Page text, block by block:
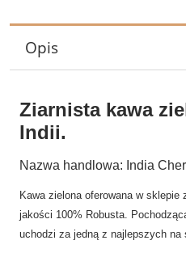
Opis
Ziarnista kawa
Indii.
Nazwa handlowa: India
Kawa zielona oferowana w
jakości 100% Robusta.
uchodzi za jedną z najlepszych na